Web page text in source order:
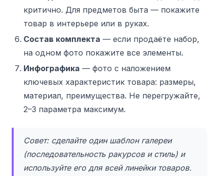
критично. Для предметов быта — покажите
товар в интерьере или в руках.
Состав комплекта — если продаёте набор,
на одном фото покажите все элементы.
Инфографика — фото с наложением
ключевых характеристик товара: размеры,
материал, преимущества. Не перегружайте,
2–3 параметра максимум.
Совет: сделайте один шаблон галереи
(последовательность ракурсов и стиль) и
используйте его для всей линейки товаров.